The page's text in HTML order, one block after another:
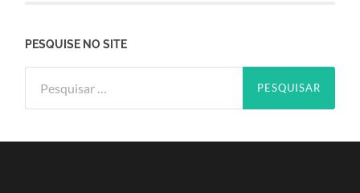
PESQUISE NO SITE
por: